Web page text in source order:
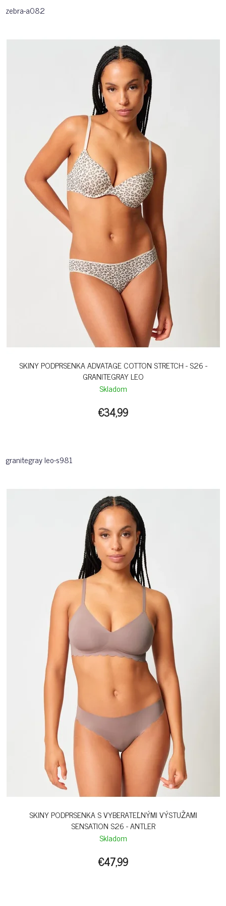
zebra-a082
SKINY PODPRSENKA ADVATAGE COTTON STRETCH - S26 -
GRANITEGRAY LEO
Skladom
€34,99
granitegray leo-s981
SKINY PODPRSENKA S VYBERATEĽNÝMI VÝSTUŽAMI
SENSATION S26 - ANTLER
Skladom
€47,99